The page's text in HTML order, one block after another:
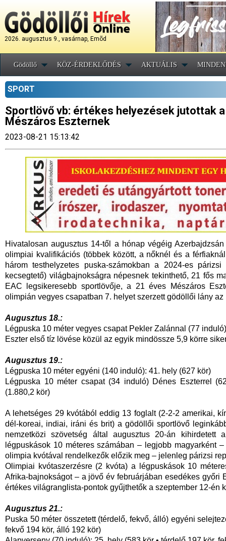
2026. augusztus 9., vasárnap, Emõd
Gödöllő KÖZ-ÉRDEKLŐDÉS AKTUÁLIS
SPORT
Sportlövő vb: értékes helyezések jutottak
Mészáros Eszternek
2023-08-21 15:13:42
Hivatalosan augusztus 14-től a hónap végéig
olimpiai kvalifikációs (többek között, a nőknél és a
három testhelyzetes puska-számokban a 2024-es
kecsegtető) világbajnokságra népesnek tekinthető, 21 fős
EAC legsikeresebb sportlövője, a 21 éves Mészáros
olimpián vegyes csapatban 7. helyet szerzett gödöllői lány
Augusztus 18.:
Légpuska 10 méter vegyes csapat Pekler Zalánnal (77
Eszter első tíz lövése közül az egyik mindössze 5,9 körre
Augusztus 19.:
Légpuska 10 méter egyéni (140 induló): 41. hely (627 kör)
Légpuska 10 méter csapat (34 induló) Dénes Eszterrel
(1.880,2 kör)
A lehetséges 29 kvótából eddig 13 foglalt (2-2-2 amerikai,
dél-koreai, indiai, iráni és brit) a gödöllői sportlövő
nemzetközi szövetség által augusztus 20-án kihirdetett
légpuskások 10 méteres számában – legjobb magyarként
olimpia kvótával rendelkezők előzik meg – jelenleg párizsi
Olimpiai kvótaszerzésre (2 kvóta) a légpuskások 10
Afrika-bajnokságot – a jövő év februárjában esedékes
értékes világranglista-pontok gyűjthetők a szeptember 12-én
Augusztus 21.:
Puska 50 méter összetett (térdelő, fekvő, álló) egyéni
fekvő 194 kör, álló 192 kör)